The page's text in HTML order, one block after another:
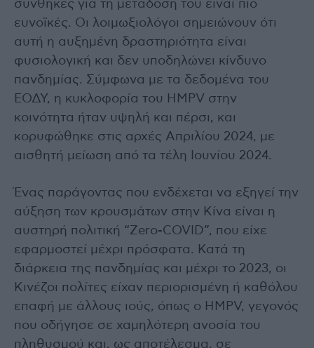
συνθήκες για τη μετάδοσή του είναι πιο
ευνοϊκές. Οι λοιμωξιολόγοι σημειώνουν ότι
αυτή η αυξημένη δραστηριότητα είναι
φυσιολογική και δεν υποδηλώνει κίνδυνο
πανδημίας. Σύμφωνα με τα δεδομένα του
ΕΟΔΥ, η κυκλοφορία του HMPV στην
κοινότητα ήταν υψηλή και πέρσι, και
κορυφώθηκε στις αρχές Απριλίου 2024, με
αισθητή μείωση από τα τέλη Ιουνίου 2024.
Ένας παράγοντας που ενδέχεται να εξηγεί την
αύξηση των κρουσμάτων στην Κίνα είναι η
αυστηρή πολιτική “Zero-COVID”, που είχε
εφαρμοστεί μέχρι πρόσφατα. Κατά τη
διάρκεια της πανδημίας και μέχρι το 2023, οι
Κινέζοι πολίτες είχαν περιορισμένη ή καθόλου
επαφή με άλλους ιούς, όπως ο HMPV, γεγονός
που οδήγησε σε χαμηλότερη ανοσία του
πληθυσμού και, ως αποτέλεσμα, σε